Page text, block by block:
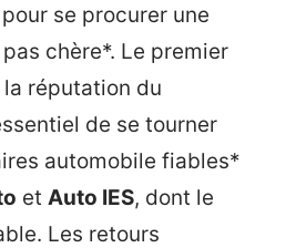
se procurer une
chère*. Le premier
réputation du
de se tourner
automobile fiables*
et Auto IES, dont le
Les retours